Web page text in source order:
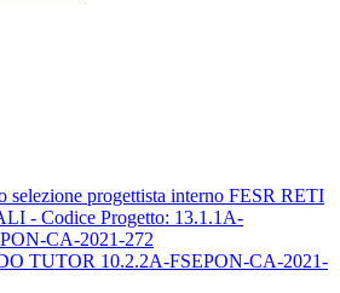
selezione progettista interno FESR RETI
- Codice Progetto: 13.1.1A-
CA-2021-272
TUTOR 10.2.2A-FSEPON-CA-2021-